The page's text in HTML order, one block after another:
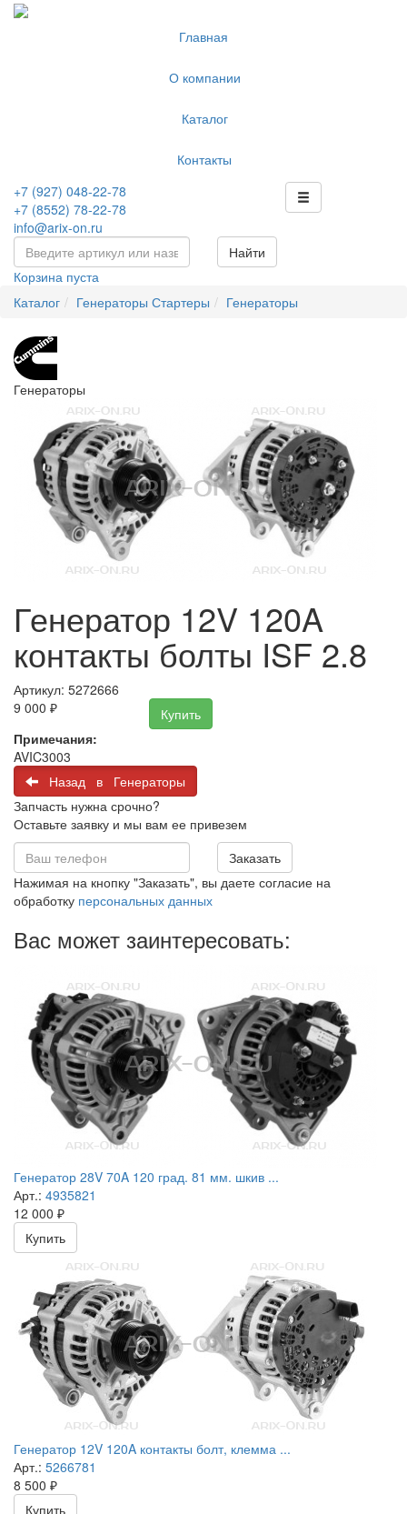
Главная
О компании
Каталог
Контакты
+7 (927) 048-22-78
+7 (8552) 78-22-78
info@arix-on.ru
Найти
Корзина пуста
Каталог
Генераторы Стартеры Генераторы
Генераторы
Генератор 12V 120A
контакты болты ISF 2.8
Артикул: 5272666
9 000 ₽
Купить
Примечания:
AVIC3003
Назад в Генераторы
Запчасть нужна срочно?
Оставьте заявку и мы вам ее привезем
Заказать
Нажимая на кнопку "Заказать", вы даете согласие на
обработку персональных данных
Вас может заинтересовать:
Генератор 28V 70A 120 град. 81 мм. шкив ...
Арт.: 4935821
12 000 ₽
Купить
Генератор 12V 120A контакты болт, клемма ...
Арт.: 5266781
8 500 ₽
Купить